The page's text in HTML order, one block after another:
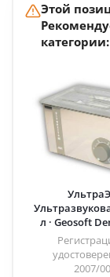
Этой
категории:
л · Geosoft
2007/